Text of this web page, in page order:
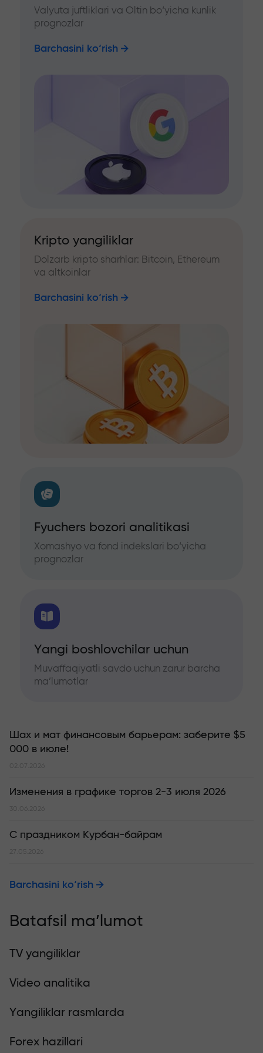
Valyuta juftliklari va Oltin bo‘yicha kunlik
prognozlar
Barchasini ko‘rish
Kripto yangiliklar
Dolzarb kripto sharhlar: Bitcoin, Ethereum
va altkoinlar
Barchasini ko‘rish
Fyuchers bozori analitikasi
Xomashyo va fond indekslari bo‘yicha
prognozlar
Yangi boshlovchilar uchun
Muvaffaqiyatli savdo uchun zarur barcha
ma’lumotlar
Шах и мат финансовым барьерам: заберите $5
000 в июле!
02.07.2026
Изменения в графике торгов 2-3 июля 2026
30.06.2026
С праздником Курбан-байрам
27.05.2026
Barchasini ko‘rish
Batafsil ma’lumot
TV yangiliklar
Video analitika
Yangiliklar rasmlarda
Forex hazillari